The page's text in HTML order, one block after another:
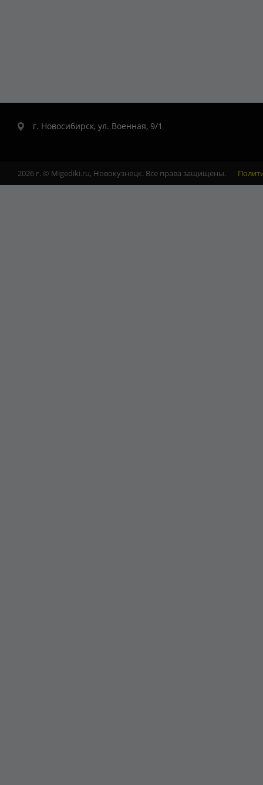
г. Новосибирск, ул. Военная, 9/1
2026 г. © Migediki.ru, Новокузнецк. Все права защищены.